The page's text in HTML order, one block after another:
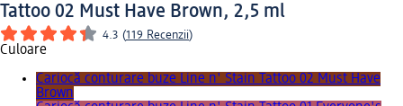
Tattoo 02 Must Have Brown, 2,5 ml
4.3 (119 Recenzii)
Culoare
Cariocă conturare buze Line n' Stain Tattoo 02 Must Have
Brown